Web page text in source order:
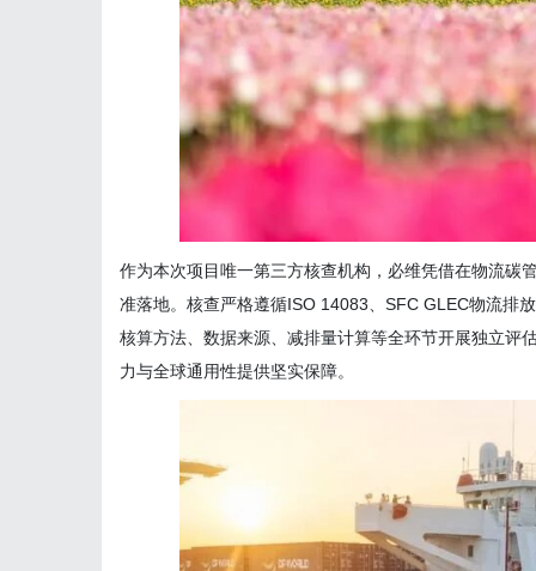
作为本次项目唯一第三方核查机构，必维凭借在物流碳
准落地。核查严格遵循ISO 14083、SFC GLEC物流排
核算方法、数据来源、减排量计算等全环节开展独立评
力与全球通用性提供坚实保障。